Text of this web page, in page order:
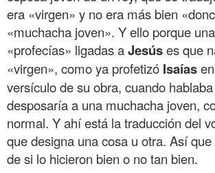
era «virgen» y no era más bien
«muchacha joven». Y ello porque
«profecías» ligadas aJesúses que
«virgen», como ya profetizó Isaías
versículo de su obra, cuando
desposaría a una muchacha joven,
normal. Y ahí está la traducción del
que designa una cosa u otra. Así
de si lo hicieron bien o no tan bien.